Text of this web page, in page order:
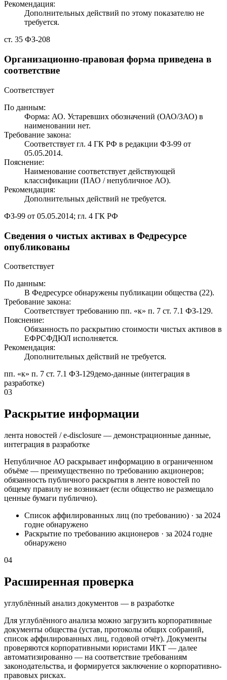
Рекомендация:
Дополнительных действий по этому показателю не
требуется.
ст. 35 ФЗ-208
Организационно-правовая форма приведена в
соответствие
Соответствует
По данным:
Форма: АО. Устаревших обозначений (ОАО/ЗАО) в
наименовании нет.
Требование закона:
Соответствует гл. 4 ГК РФ в редакции ФЗ-99 от
05.05.2014.
Пояснение:
Наименование соответствует действующей
классификации (ПАО / непубличное АО).
Рекомендация:
Дополнительных действий не требуется.
ФЗ-99 от 05.05.2014; гл. 4 ГК РФ
Сведения о чистых активах в Федресурсе
опубликованы
Соответствует
По данным:
В Федресурсе обнаружены публикации общества (22).
Требование закона:
Соответствует требованию пп. «к» п. 7 ст. 7.1 ФЗ-129.
Пояснение:
Обязанность по раскрытию стоимости чистых активов в
ЕФРСФДЮЛ исполняется.
Рекомендация:
Дополнительных действий не требуется.
пп. «к» п. 7 ст. 7.1 ФЗ-129демо-данные (интеграция в
разработке)
03
Раскрытие информации
лента новостей / e-disclosure — демонстрационные данные,
интеграция в разработке
Непубличное АО раскрывает информацию в ограниченном
объёме — преимущественно по требованию акционеров;
обязанность публичного раскрытия в ленте новостей по
общему правилу не возникает (если общество не размещало
ценные бумаги публично).
Список аффилированных лиц (по требованию) · за 2024
годне обнаружено
Раскрытие по требованию акционеров · за 2024 годне
обнаружено
04
Расширенная проверка
углублённый анализ документов — в разработке
Для углублённого анализа можно загрузить корпоративные
документы общества (устав, протоколы общих собраний,
список аффилированных лиц, годовой отчёт). Документы
проверяются корпоративными юристами ИКТ — далее
автоматизированно — на соответствие требованиям
законодательства, и формируется заключение о корпоративно-
правовых рисках.